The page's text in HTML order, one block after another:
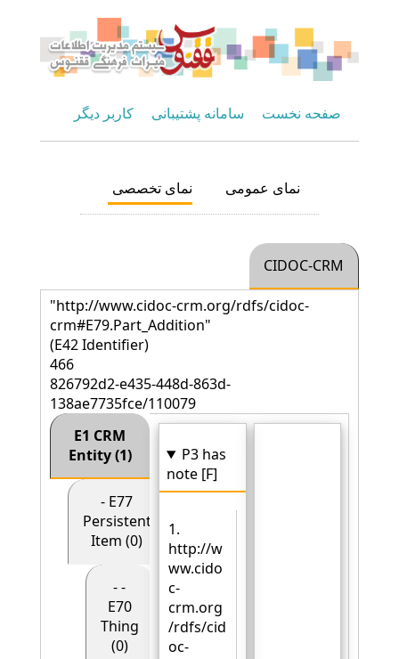
صفحه نخست سامانه پشتیبانی کاربر دیگر
نمای عمومی نمای تخصصی
CIDOC-CRM
"http://www.cidoc-crm.org/rdfs/cidoc-
crm#E79.Part_Addition"
(E42 Identifier)
466
826792d2-e435-448d-863d-
138ae7735fce/110079
E1 CRM
Entity (1)
- E77
Persistent
Item (0)
- -
E70
Thing
(0)
P3 has
note [F]
1.
http://w
ww.cido
c-
crm.org
/rdfs/cid
oc-